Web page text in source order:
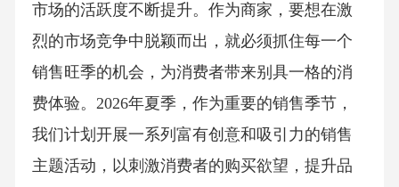
市场的活跃度不断提升。作为商家，要想在激
烈的市场竞争中脱颖而出，就必须抓住每一个
销售旺季的机会，为消费者带来别具一格的消
费体验。2026年夏季，作为重要的销售季节，
我们计划开展一系列富有创意和吸引力的销售
主题活动，以刺激消费者的购买欲望，提升品